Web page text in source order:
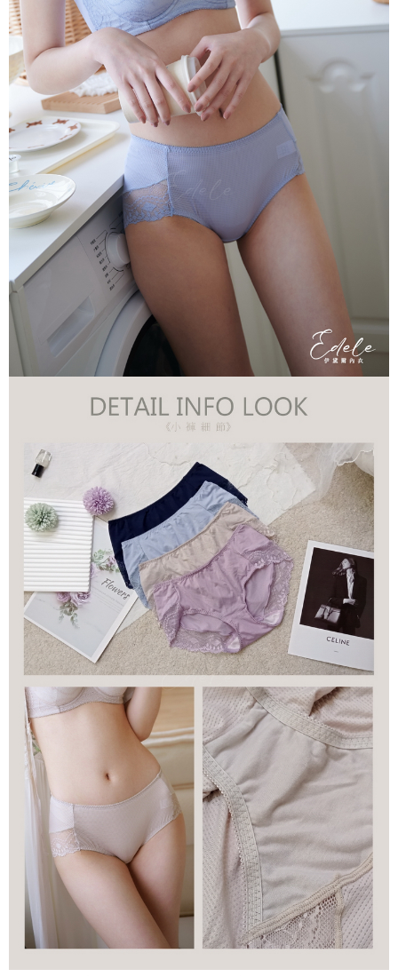
萊爾富取貨付款
每筆NT$70，滿NT$799(含以上)免運費
付款後萊爾富取貨
每筆NT$70，滿NT$799(含以上)免運費
7-11取貨付款
每筆NT$70，滿NT$798(含以上)免運費
付款後7-11取貨
每筆NT$70，滿NT$799(含以上)免運費
宅配
每筆NT$70，滿NT$799(含以上)免運費
每筆NT$100
貨到付款
每筆NT$110，滿NT$1,000(含以上)免運費